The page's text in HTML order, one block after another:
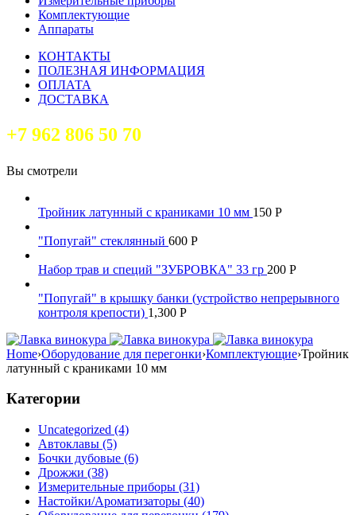
Комплектующие
Аппараты
КОНТАКТЫ
ПОЛЕЗНАЯ ИНФОРМАЦИЯ
ОПЛАТА
ДОСТАВКА
+7 962 806 50 70
Вы смотрели
Тройник латунный с краниками 10 мм 150 Р
"Попугай" стеклянный 600 Р
Набор трав и специй "ЗУБРОВКА" 33 гр 200 Р
"Попугай" в крышку банки (устройство непрерывного
контроля крепости) 1,300 Р
Home›Оборудование для перегонки›Комплектующие›Тройник
латунный с краниками 10 мм
Категории
Uncategorized (4)
Автоклавы (5)
Бочки дубовые (6)
Дрожжи (38)
Измерительные приборы (31)
Настойки/Ароматизаторы (40)